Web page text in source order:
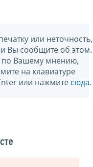
или неточность,
Вы сообщите об этом.
по Вашему мнению,
на клавиатуре
или нажмите сюда.